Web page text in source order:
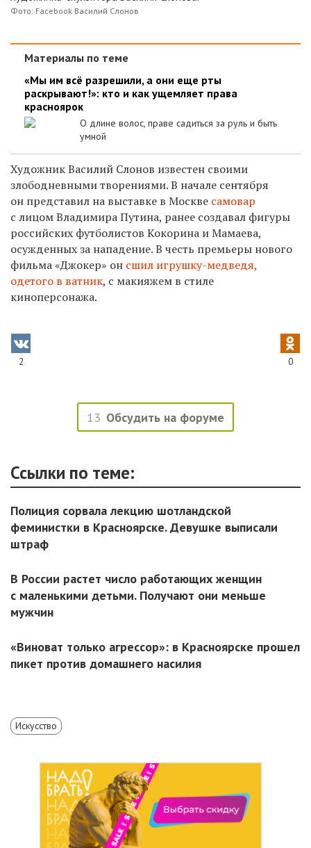
Фото: Facebook Василий Слонов
Материалы по теме
«Мы им всё разрешили, а они еще рты
раскрывают!»: кто и как ущемляет права
красноярок
О длине волос, праве садиться за руль и быть
умной
Художник Василий Слонов известен своими
злободневными творениями. В начале сентября
он представил на выставке в Москве самовар
с лицом Владимира Путина, ранее создавал фигуры
российских футболистов Кокорина и Мамаева,
осужденных за нападение. В честь премьеры нового
фильма «Джокер» он сшил игрушку-медведя,
одетого в ватник, с макияжем в стиле
киноперсонажа.
2 0
13 Обсудить на форуме
Ссылки по теме:
Полиция сорвала лекцию шотландской
феминистки в Красноярске. Девушке выписали
штраф
В России растет число работающих женщин
с маленькими детьми. Получают они меньше
мужчин
«Виноват только агрессор»: в Красноярске прошел
пикет против домашнего насилия
Искусство